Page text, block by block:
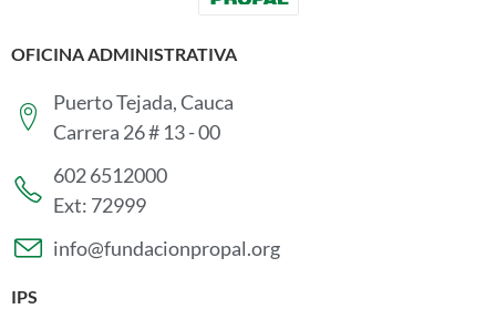
OFICINA ADMINISTRATIVA
Puerto Tejada, Cauca
Carrera 26 # 13 - 00
602 6512000
Ext: 72999
info@fundacionpropal.org
IPS